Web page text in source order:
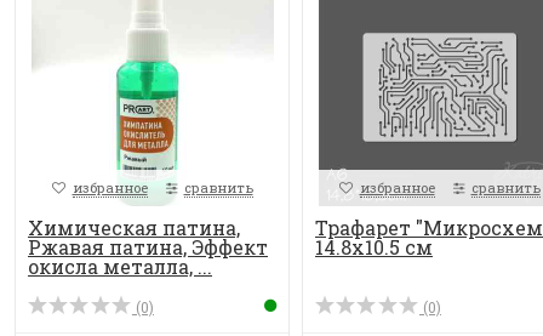
избранное сравнить
Химическая патина,
Ржавая патина, Эффект
окисла металла, ...
(0)
избранное сравнить
Трафарет
14.8х10.5 см
(0)